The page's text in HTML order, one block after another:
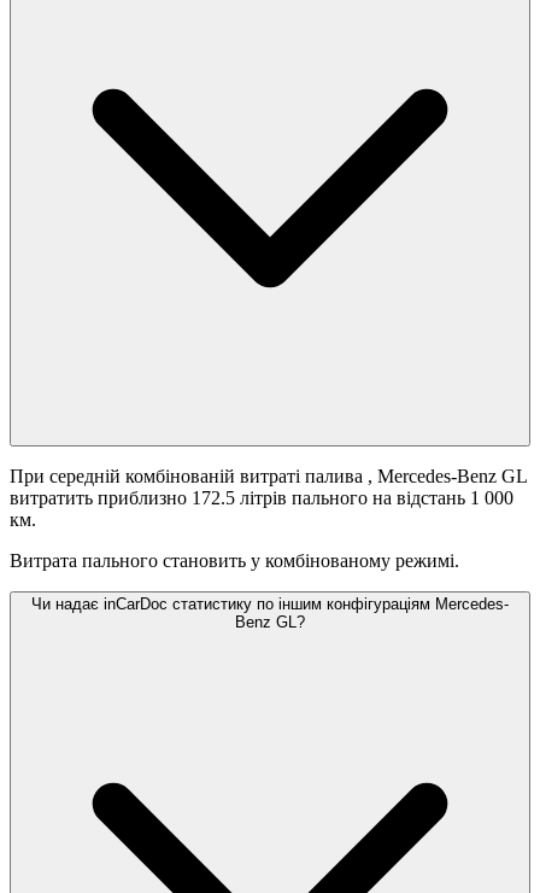
При середній комбінованій витраті палива , Mercedes-Benz GL
витратить приблизно 172.5 літрів пального на відстань 1 000
км.
Витрата пального становить у комбінованому режимі.
Чи надає inCarDoc статистику по іншим конфігураціям Mercedes-
Benz GL?